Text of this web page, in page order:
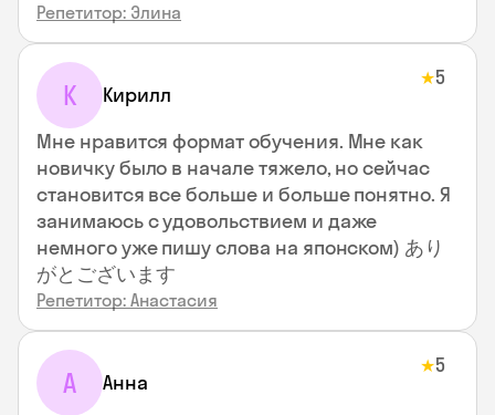
Репетитор: Элина
К Кирилл
★5
Мне нравится формат обучения. Мне как
новичку было в начале тяжело, но сейчас
становится все больше и больше понятно. Я
занимаюсь с удовольствием и даже
немного уже пишу слова на японском) あり
がとございます
Репетитор: Анастасия
А Анна
★5